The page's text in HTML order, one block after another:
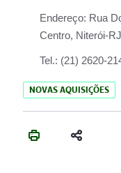
Endereço: Rua
Centro, Niterói-RJ
Tel.: (21) 2620-
NOVAS AQUISIÇÕES